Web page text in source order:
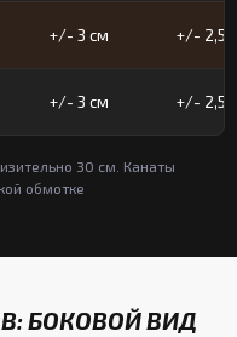
+/- 3 см +/- 2,5
+/- 3 см +/- 2,5
30 см. Канаты
обмотке
БОКОВОЙ ВИД